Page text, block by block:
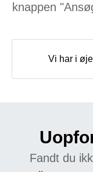
knappen
Vi har i
Fandt du